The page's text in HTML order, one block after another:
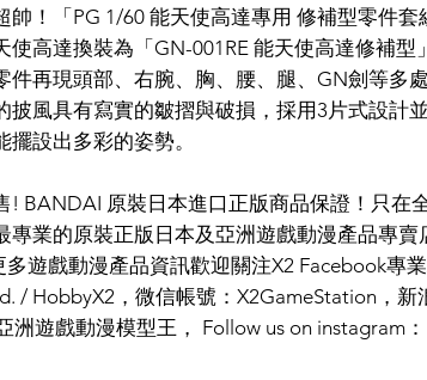
帥！「PG 1/60 能天使高達專用 修補型零件套
使高達換裝為「GN-001RE 能天使高達修補型
件再現頭部、右腕、胸、腰、腿、GN劍等多
披風具有寫實的皺摺與破損，採用3片式設計
擺設出多彩的姿勢。
! BANDAI 原裝日本進口正版商品保證！只在
專業的原裝正版日本及亞洲遊戲動漫產品專賣
多遊戲動漫產品資訊歡迎關注X2 Facebook專
/ HobbyX2，微信帳號：X2GameStation，新
洲遊戲動漫模型王， Follow us on instagram：